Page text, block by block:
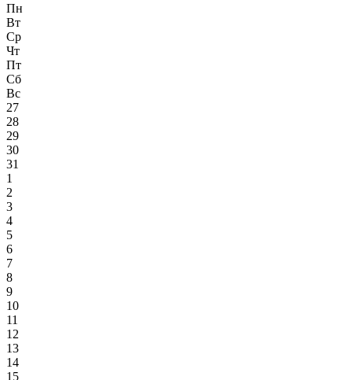
Пн
Вт
Ср
Чт
Пт
Сб
Вс
27
28
29
30
31
1
2
3
4
5
6
7
8
9
10
11
12
13
14
15